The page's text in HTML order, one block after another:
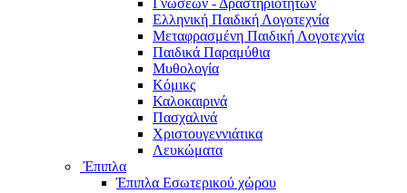
Γνώσεων - Δραστηριοτήτων
Ελληνική Παιδική Λογοτεχνία
Μεταφρασμένη Παιδική Λογοτεχνία
Παιδικά Παραμύθια
Μυθολογία
Κόμικς
Καλοκαιρινά
Πασχαλινά
Χριστουγεννιάτικα
Λευκώματα
Έπιπλα
Έπιπλα Εσωτερικού χώρου